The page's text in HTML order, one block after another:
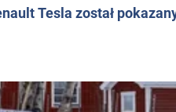
Tesla został